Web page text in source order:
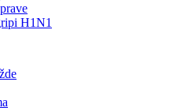
služba Ministarstva privrede
H1N1